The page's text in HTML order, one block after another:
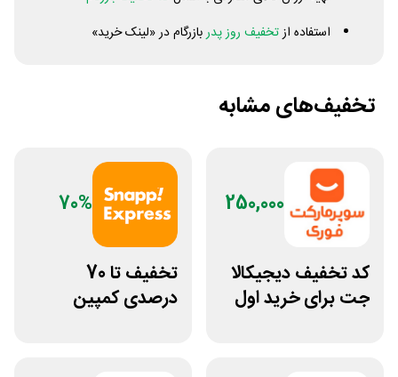
استفاده ازتخفیف روز پدربازرگام در «لینک خرید»
تخفیف‌های مشابه
250,000
کد تخفیف دیجیکالا
جت برای خرید اول
70%
تخفیف تا 70
درصدی کمپین